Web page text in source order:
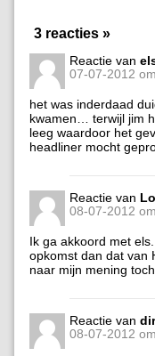
3 reacties »
Reactie van
07-07-2012
het was inderdaad
kwamen… terwijl jim
leeg waardoor het
headliner mocht
Reactie van
08-07-2012
Ik ga akkoord met
opkomst dan dat van
naar mijn mening
Reactie van
08-07-2012